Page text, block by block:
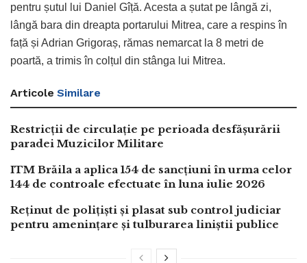
pentru șutul lui Daniel Gîță. Acesta a șutat pe lângă zi,
lângă bara din dreapta portarului Mitrea, care a respins în
față și Adrian Grigoraș, rămas nemarcat la 8 metri de
poartă, a trimis în colțul din stânga lui Mitrea.
Articole Similare
Restricții de circulație pe perioada desfășurării
paradei Muzicilor Militare
ITM Brăila a aplica 154 de sancțiuni în urma celor
144 de controale efectuate în luna iulie 2026
Reținut de polițiști și plasat sub control judiciar
pentru amenințare și tulburarea liniștii publice